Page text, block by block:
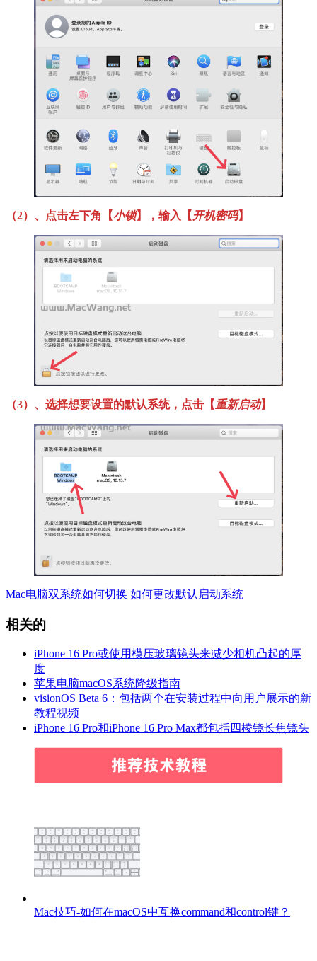
（2）、点击左下角【小锁】，输入【 开机密码】
（3）、选择想要设置的默认系统，点击【 重新启动】
Mac电脑双系统如何切换 如何更改默认启动系统
相关的
iPhone 16 Pro或使用模压玻璃镜头来减少相机凸起的厚
度
苹果电脑macOS系统降级指南
visionOS Beta 6：包括两个在安装过程中向用户展示的新
教程视频
iPhone 16 Pro和‌iPhone 16‌ Pro Max都包括四棱镜长焦镜头
Mac技巧-如何在macOS中互换command和control键？